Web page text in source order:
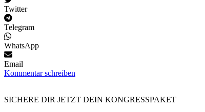
Twitter
Telegram
WhatsApp
Email
Kommentar schreiben
SICHERE DIR JETZT DEIN KONGRESSPAKET​